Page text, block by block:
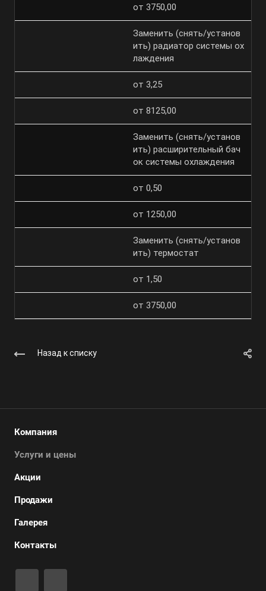
от 3750,00
Заменить (снять/установ
ить) радиатор системы ох
лаждения
от 3,25
от 8125,00
Заменить (снять/установ
ить) расширительный бач
ок системы охлаждения
от 0,50
от 1250,00
Заменить (снять/установ
ить) термостат
от 1,50
от 3750,00
Назад к списку
Компания
Услуги и цены
Акции
Продажи
Галерея
Контакты